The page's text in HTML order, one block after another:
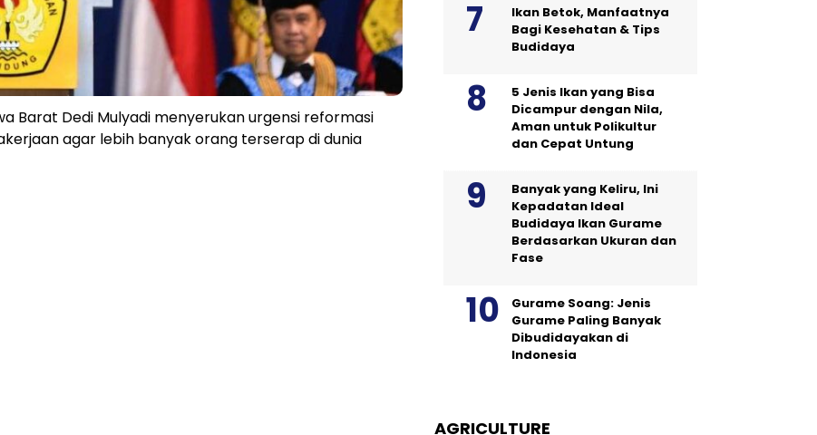
Barat Dedi Mulyadi menyerukan urgensi reformasi
agar lebih banyak orang terserap di dunia
Ikan Betok, Manfaatnya
Bagi Kesehatan & Tips
Budidaya
5 Jenis Ikan yang Bisa
Dicampur dengan Nila,
Aman untuk Polikultur
dan Cepat Untung
Banyak yang Keliru, Ini
Kepadatan Ideal
Budidaya Ikan Gurame
Berdasarkan Ukuran dan
Fase
Gurame Soang: Jenis
Gurame Paling Banyak
Dibudidayakan di
Indonesia
AGRICULTURE